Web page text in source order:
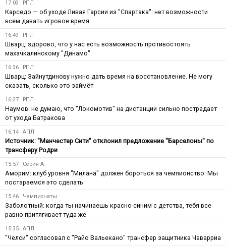
17:03 РПЛ
Карседо — об уходе Ливая Гарсии из "Спартака": нет возможности
всем давать игровое время
16:49 РПЛ
Шварц: здорово, что у нас есть возможность противостоять
махачкалинскому "Динамо"
16:36 РПЛ
Шварц: Зайнутдинову нужно дать время на восстановление. Не могу
сказать, сколько это займёт
16:27 РПЛ
Наумов: не думаю, что "Локомотив" на дистанции сильно пострадает
от ухода Батракова
16:14 АПЛ
Источник: "Манчестер Сити" отклонил предложение "Барселоны" по
трансферу Родри
15:57 Серия А
Аморим: клуб уровня "Милана" должен бороться за чемпионство. Мы
постараемся это сделать
15:46 Чемпионаты
Заболотный: когда ты начинаешь красно-синим с детства, тебя все
равно притягивает туда же
15:35 АПЛ
"Челси" согласовал с "Райо Вальекано" трансфер защитника Чаварриа